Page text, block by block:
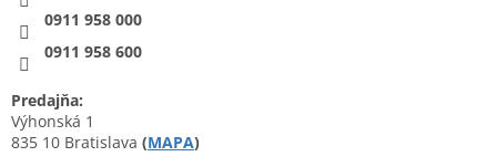
0911 958 000
0911 958 600
Predajňa:
Výhonská 1
835 10 Bratislava (MAPA)